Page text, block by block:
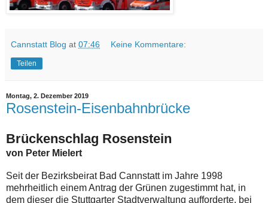
Cannstatt Blog at 07:46 Keine Kommentare:
Teilen
Montag, 2. Dezember 2019
Rosenstein-Eisenbahnbrücke
Brückenschlag Rosenstein
von Peter Mielert
Seit der Bezirksbeirat Bad Cannstatt im Jahre 1998
mehrheitlich einem Antrag der Grünen zugestimmt hat, in
dem dieser die Stuttgarter Stadtverwaltung aufforderte, bei